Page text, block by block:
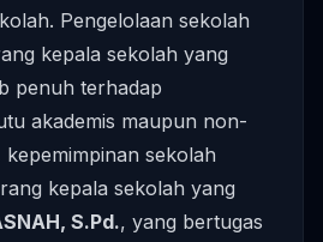
Pengelolaan sekolah
kepala sekolah yang
penuh terhadap
akademis maupun non-
kepemimpinan sekolah
kepala sekolah yang
S.Pd., yang bertugas